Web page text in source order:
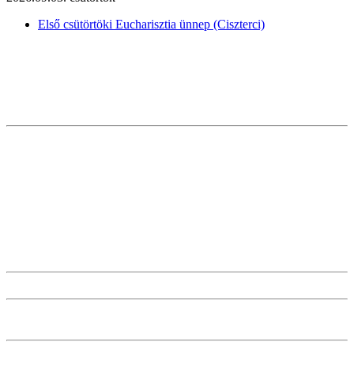
Első csütörtöki Eucharisztia ünnep (Ciszterci)